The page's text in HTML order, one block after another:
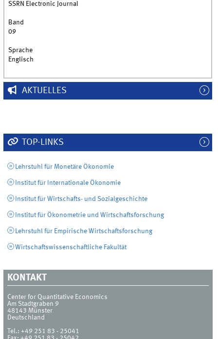
SSRN Electronic Journal
Band
09
Sprache
Englisch
AKTUELLES
TOP-LINKS
Lehrstuhl für Monetäre Ökonomie
Institut für Internationale Ökonomie
Institut für Wirtschafts- und Sozialgeschichte
Institut für Ökonometrie und Wirtschaftsforschung
Lehrstuhl für Empirische Wirtschaftsforschung
Wirtschaftswissenschaftliche Fakultät
KONTAKT
Center for Quantitative Economics
Am Stadtgraben 9
48143 Münster
Deutschland
Tel.:+49 251 83 - 25041